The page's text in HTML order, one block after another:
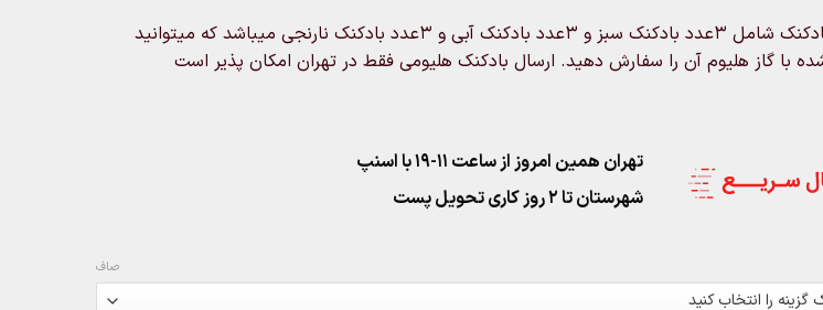
through
۱,۷۵۵,۰۰۰تومان
این پک ۹عددی بادکنک شامل ۳عدد بادکنک سبز و ۳عدد بادکنک آبی و ۳عدد بادکنک نارنجی میباشد که میتوانید
با گاز هلیوم آن را سفارش دهید. ارسال بادکنک هلیومی فقط در تهران امکان پذیر است
تهران همین امروز از ساعت ۱۱-۱۹ با اسنپ
شهرستان تا 2 روز کاری تحویل پست
صاف